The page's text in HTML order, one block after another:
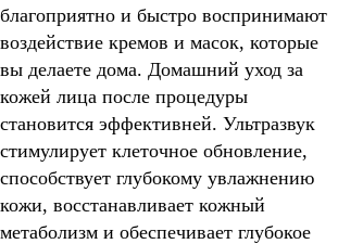
благоприятно и быстро воспринимают
воздействие кремов и масок, которые
вы делаете дома. Домашний уход за
кожей лица после процедуры
становится эффективней. Ультразвук
стимулирует клеточное обновление,
способствует глубокому увлажнению
кожи, восстанавливает кожный
метаболизм и обеспечивает глубокое